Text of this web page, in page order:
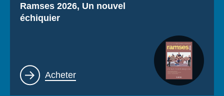
Titre
Ramses 2026, Un nouvel
échiquier
Lien
Acheter